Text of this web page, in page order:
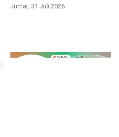
Jumat, 31 Juli 2026